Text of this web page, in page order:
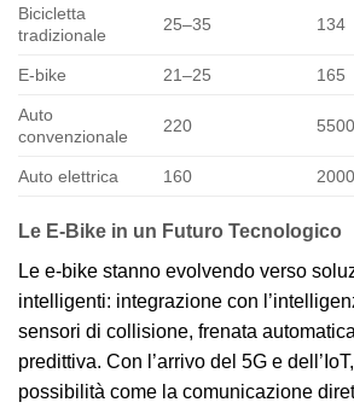
Bicicletta
tradizionale
25–35 134
E-bike 21–25 165
Auto
convenzionale
220 5500
Auto elettrica 160
Le E-Bike in un Futuro Tecnologico
Le e-bike stanno evolvendo verso
intelligenti: integrazione con
sensori di collisione, frenata
predittiva. Con l’arrivo del 5G e
possibilità come la comunicazione